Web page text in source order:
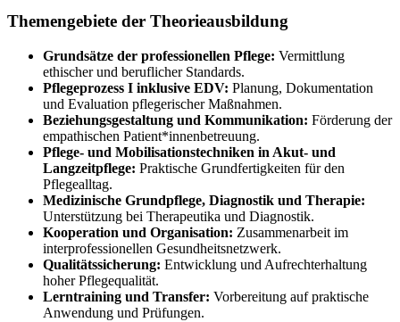
Themengebiete der Theorieausbildung
Grundsätze der professionellen Pflege: Vermittlung
ethischer und beruflicher Standards.
Pflegeprozess I inklusive EDV: Planung, Dokumentation
und Evaluation pflegerischer Maßnahmen.
Beziehungsgestaltung und Kommunikation: Förderung der
empathischen Patient*innenbetreuung.
Pflege- und Mobilisationstechniken in Akut- und
Langzeitpflege: Praktische Grundfertigkeiten für den
Pflegealltag.
Medizinische Grundpflege, Diagnostik und Therapie:
Unterstützung bei Therapeutika und Diagnostik.
Kooperation und Organisation: Zusammenarbeit im
interprofessionellen Gesundheitsnetzwerk.
Qualitätssicherung: Entwicklung und Aufrechterhaltung
hoher Pflegequalität.
Lerntraining und Transfer: Vorbereitung auf praktische
Anwendung und Prüfungen.